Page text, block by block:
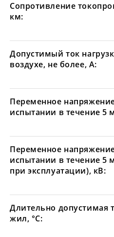
Сопротивление
км:
Допустимый ток
воздухе, не более, А:
Переменное
испытании в течение 5
Переменное
испытании в течение 5
при эксплуатации), кВ:
Длительно допустимая
жил, °С: